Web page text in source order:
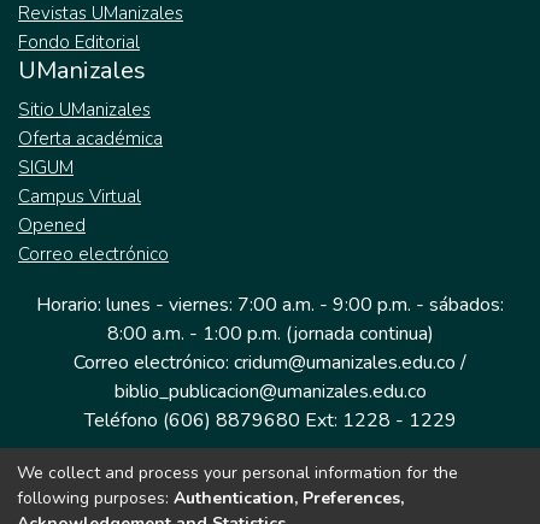
Revistas UManizales
Fondo Editorial
UManizales
Sitio UManizales
Oferta académica
SIGUM
Campus Virtual
Opened
Correo electrónico
Horario: lunes - viernes: 7:00 a.m. - 9:00 p.m. - sábados:
8:00 a.m. - 1:00 p.m. (jornada continua)
Correo electrónico: cridum@umanizales.edu.co /
biblio_publicacion@umanizales.edu.co
Teléfono (606) 8879680 Ext: 1228 - 1229
Dirección: Cra 9 a # 19-03 Edificio histórico, piso 1
Manizales, Caldas
We collect and process your personal information for the
following purposes: Authentication, Preferences,